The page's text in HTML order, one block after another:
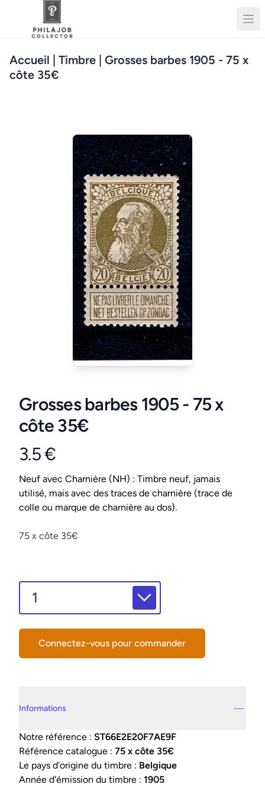
Accueil | Timbre | Grosses barbes 1905 - 75 x
côte 35€
Grosses barbes 1905 - 75 x
côte 35€
Product information
3.5 €
Conditions
Neuf avec Charnière (NH) : Timbre neuf, jamais
utilisé, mais avec des traces de charnière (trace de
colle ou marque de charnière au dos).
Description
75 x côte 35€
Connectez-vous pour commander
Informations
Notre référence : ST66E2E20F7AE9F
Référence catalogue : 75 x côte 35€
Le pays d'origine du timbre : Belgique
Année d'émission du timbre : 1905